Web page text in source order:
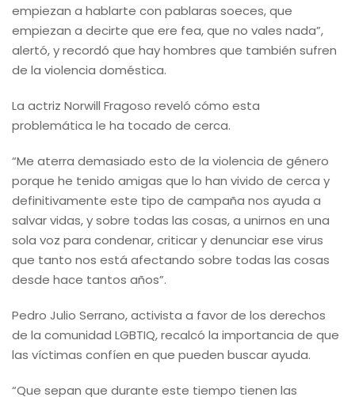
empiezan a hablarte con pablaras soeces, que
empiezan a decirte que ere fea, que no vales nada”,
alertó, y recordó que hay hombres que también sufren
de la violencia doméstica.
La actriz Norwill Fragoso reveló cómo esta
problemática le ha tocado de cerca.
“Me aterra demasiado esto de la violencia de género
porque he tenido amigas que lo han vivido de cerca y
definitivamente este tipo de campaña nos ayuda a
salvar vidas, y sobre todas las cosas, a unirnos en una
sola voz para condenar, criticar y denunciar ese virus
que tanto nos está afectando sobre todas las cosas
desde hace tantos años”.
Pedro Julio Serrano, activista a favor de los derechos
de la comunidad LGBTIQ, recalcó la importancia de que
las víctimas confíen en que pueden buscar ayuda.
“Que sepan que durante este tiempo tienen las